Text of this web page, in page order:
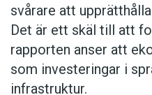
svårare att
Det är ett skäl till att
rapporten anser att
som investeringar i
infrastruktur.